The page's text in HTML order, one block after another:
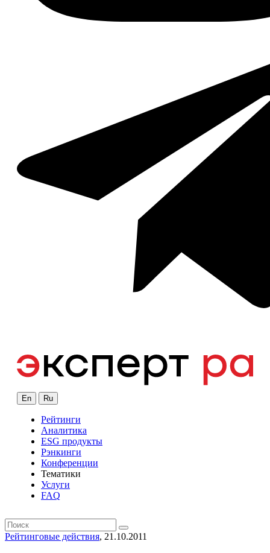
En Ru
Рейтинги
Аналитика
ESG продукты
Рэнкинги
Конференции
Тематики
Услуги
FAQ
Рейтинговые действия, 21.10.2011